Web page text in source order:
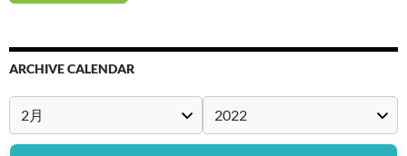
ARCHIVE CALENDAR